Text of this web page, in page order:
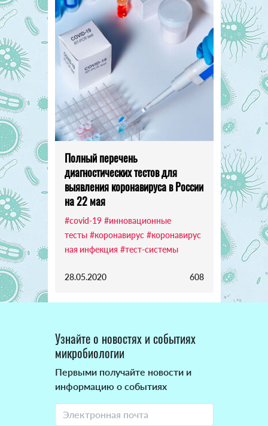
Полный перечень
диагностических тестов для
выявления коронавируса в России
на 22 мая
#covid-19 #инновационные
тесты #коронавирус #коронавирус
ная инфекция #тест-системы
28.05.2020 608
Узнайте о новостях и событиях
микробиологии
Первыми получайте новости и
информацию о событиях